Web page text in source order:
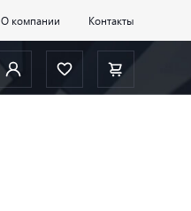
О компании Контакты